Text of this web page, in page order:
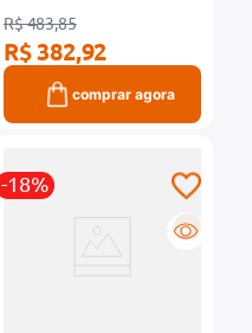
R$ 483,85
R$ 382,92
comprar agora
-18%
R